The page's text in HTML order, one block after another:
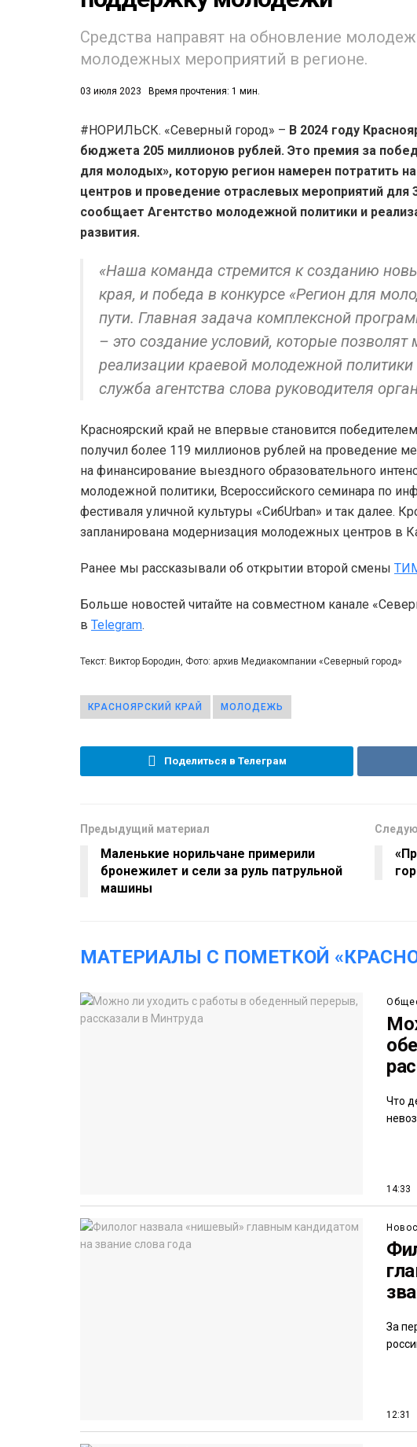
Средства направят на обновление
молодежных мероприятий в регионе.
03 июля 2023 Время прочтения: 1 мин.
#НОРИЛЬСК. «Северный город» – В 2024 году
бюджета 205 миллионов рублей. Это премия за
для молодых», которую регион намерен потратить
центров и проведение отраслевых мероприятий
сообщает Агентство молодежной политики и
развития.
«Наша команда стремится к созданию
края, и победа в конкурсе «Регион для
пути. Главная задача комплексной
– это создание условий, которые
реализации краевой молодежной
служба агентства слова руководителя
Красноярский край не впервые становится
получил более 119 миллионов рублей на проведение
на финансирование выездного образовательного
молодежной политики, Всероссийского семинара по
фестиваля уличной культуры «СибUrban» и так далее.
запланирована модернизация молодежных центров в
Ранее мы рассказывали об открытии второй смены
Больше новостей читайте на совместном канале
в Telegram.
Текст: Виктор Бородин, Фото: архив Медиакомпании «Северный город»
КРАСНОЯРСКИЙ КРАЙ МОЛОДЕЖЬ
Поделиться в Телеграм
Предыдущий материал
Маленькие норильчане примерили
бронежилет и сели за руль патрульной
машины
МАТЕРИАЛЫ С ПОМЕТКОЙ
Что
14:33
За
12:31